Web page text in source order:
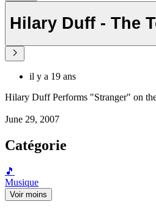
Hilary Duff - The
il y a 19 ans
Hilary Duff Performs "Stranger" on
June 29, 2007
Catégorie
🎵
Musique
Voir moins